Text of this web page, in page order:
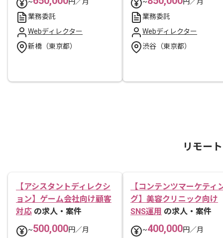
業務委託
Webディレクター
新橋（東京都）
業務委託
Webディレクター
渋谷（東京都）
リモー
【アシスタントディレクシ
ョン】ゲーム会社向け顧客
対応 の求人・案件
~500,000円／月
【コンテンツマーケティ
グ】美容クリニック向け
SNS運用 の求人・案件
~400,000円／月